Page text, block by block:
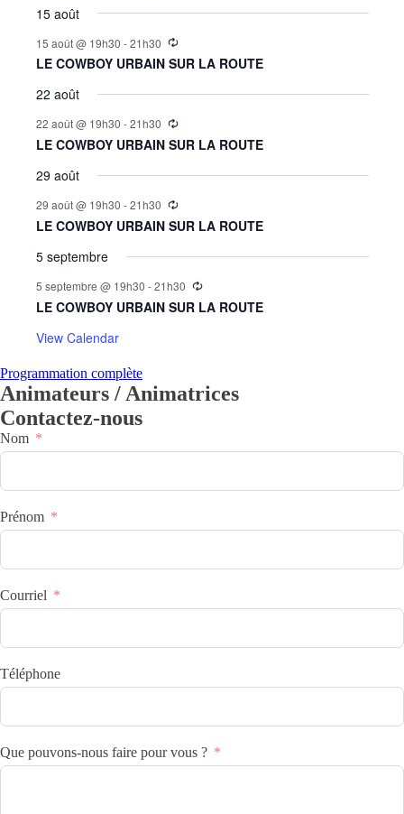
15 août
15 août @ 19h30 -21h30
LE COWBOY URBAIN SUR LA ROUTE
22 août
22 août @ 19h30 -21h30
LE COWBOY URBAIN SUR LA ROUTE
29 août
29 août @ 19h30 -21h30
LE COWBOY URBAIN SUR LA ROUTE
5 septembre
5 septembre @ 19h30 -21h30
LE COWBOY URBAIN SUR LA ROUTE
View Calendar
Programmation complète
Animateurs / Animatrices
Contactez-nous
Nom
Prénom
Courriel
Téléphone
Que pouvons-nous faire pour vous ?